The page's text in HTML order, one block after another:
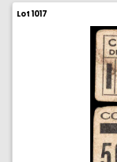
Lot 1017